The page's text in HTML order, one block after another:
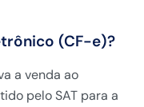
(CF-e)?
a venda ao
pelo SAT para a